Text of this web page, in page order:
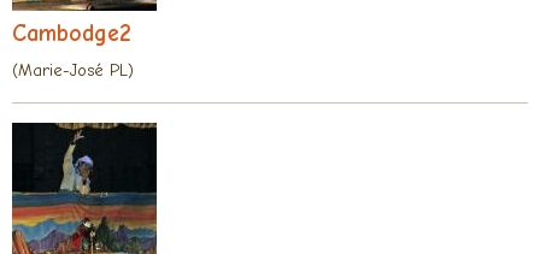
Cambodge2
(Marie-José PL)